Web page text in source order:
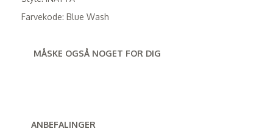
Farvekode: Blue Wash
MÅSKE OGSÅ NOGET FOR DIG
ANBEFALINGER